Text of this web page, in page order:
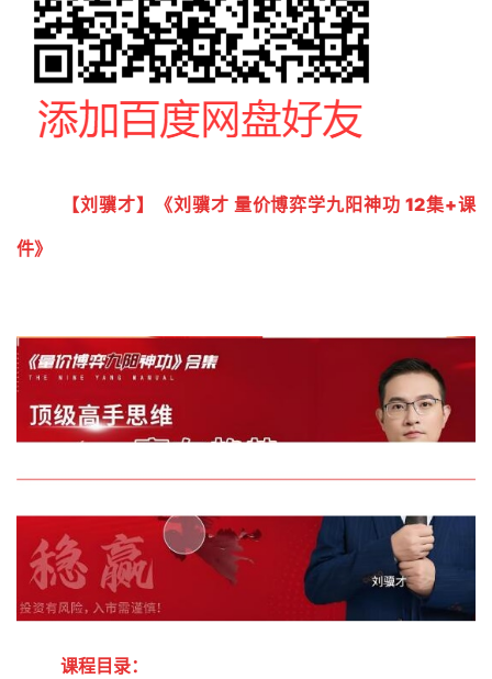
【刘骥才】《刘骥才 量价博弈学九阳神功 12集+课
件》
课程目录：